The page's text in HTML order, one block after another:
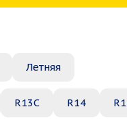
Летняя
R13C R14